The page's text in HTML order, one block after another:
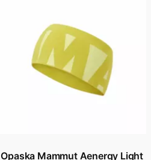
Opaska Mammut Aenergy Light